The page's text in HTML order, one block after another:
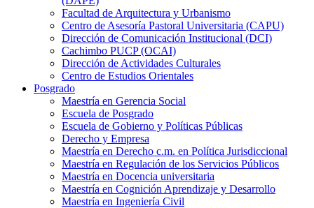
Facultad de Arquitectura y Urbanismo
Centro de Asesoría Pastoral Universitaria (CAPU)
Dirección de Comunicación Institucional (DCI)
Cachimbo PUCP (OCAI)
Dirección de Actividades Culturales
Centro de Estudios Orientales
Posgrado
Maestría en Gerencia Social
Escuela de Posgrado
Escuela de Gobierno y Políticas Públicas
Derecho y Empresa
Maestría en Derecho c.m. en Política Jurisdiccional
Maestría en Regulación de los Servicios Públicos
Maestría en Docencia universitaria
Maestría en Cognición Aprendizaje y Desarrollo
Maestría en Ingeniería Civil